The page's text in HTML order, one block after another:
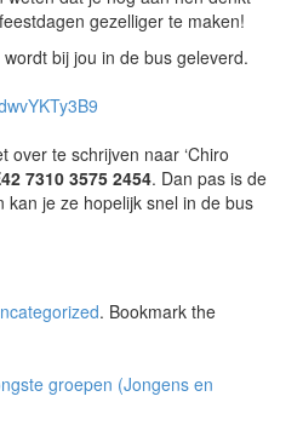
gezelliger te maken!
wordt bij jou in de bus geleverd.
over te schrijven naar ‘Chiro
7310 3575 2454. Dan pas is de
kan je ze hopelijk snel in de bus
. Bookmark the
groepen (Jongens en